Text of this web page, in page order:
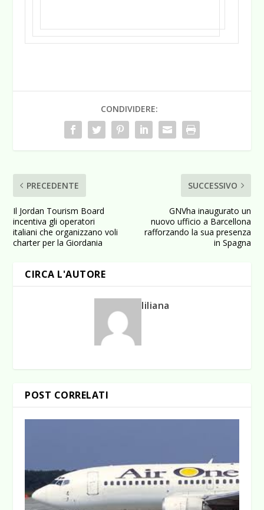
CONDIVIDERE:
PRECEDENTE
Il Jordan Tourism Board
incentiva gli operatori
italiani che organizzano voli
charter per la Giordania
SUCCESSIVO
GNVha inaugurato un
nuovo ufficio a Barcellona
rafforzando la sua presenza
in Spagna
CIRCA L'AUTORE
liliana
POST CORRELATI